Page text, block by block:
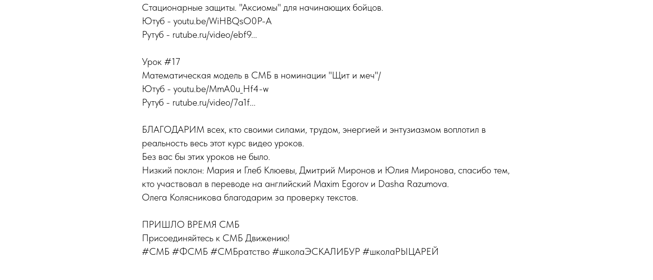
Стационарные защиты. "Аксиомы" для начинающих бойцов.
Ютуб - youtu.be/WiHBQsO0P-A
Рутуб - rutube.ru/video/ebf9...
Урок #17
Математическая модель в СМБ в номинации "Щит и меч"/
Ютуб - youtu.be/MmA0u_Hf4-w
Рутуб - rutube.ru/video/7a1f...
БЛАГОДАРИМ всех, кто своими силами, трудом, энергией и энтузиазмом воплотил в
реальность весь этот курс видео уроков.
Без вас бы этих уроков не было.
Низкий поклон: Мария и Глеб Клюевы, Дмитрий Миронов и Юлия Миронова, спасибо тем,
кто участвовал в переводе на английский Maxim Egorov и Dasha Razumova.
Олега Колясникова благодарим за проверку текстов.
ПРИШЛО ВРЕМЯ СМБ
Присоединяйтесь к СМБ Движению!
#СМБ #ФСМБ #СМБратство #школаЭСКАЛИБУР #школаРЫЦАРЕЙ